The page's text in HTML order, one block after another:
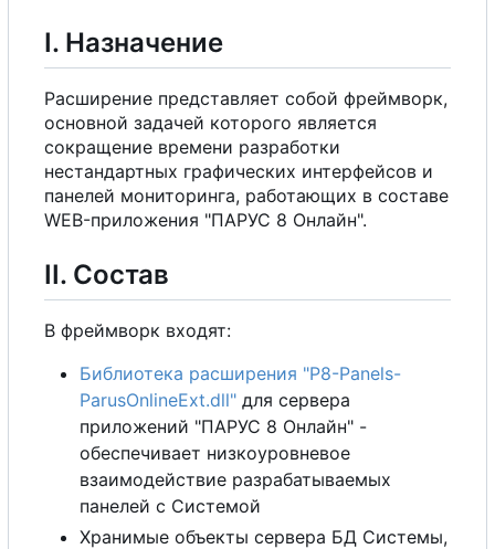
I. Назначение
Расширение представляет собой фреймворк,
основной задачей которого является
сокращение времени разработки
нестандартных графических интерфейсов и
панелей мониторинга, работающих в составе
WEB-приложения "ПАРУС 8 Онлайн".
II. Состав
В фреймворк входят:
Библиотека расширения "P8-Panels-
ParusOnlineExt.dll" для сервера
приложений "ПАРУС 8 Онлайн" -
обеспечивает низкоуровневое
взаимодействие разрабатываемых
панелей с Системой
Хранимые объекты сервера БД Системы,